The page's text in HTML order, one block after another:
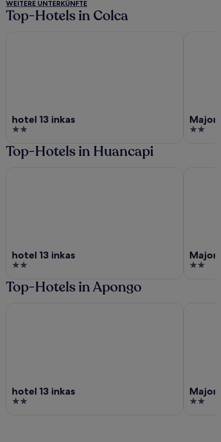
of
5
WEITERE UNTERKÜNFTE
Top-Hotels in Colca
hotel 13 inkas
2
of
2
Top-Hotels in Huancapi
hotel 13 inkas
2
of
2
Top-Hotels in Apongo
hotel 13 inkas
2
2